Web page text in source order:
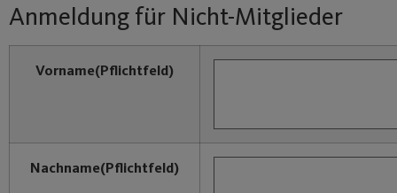
Anmeldung für Nicht-Mitglieder
Vorname(Pflichtfeld)
Nachname(Pflichtfeld)